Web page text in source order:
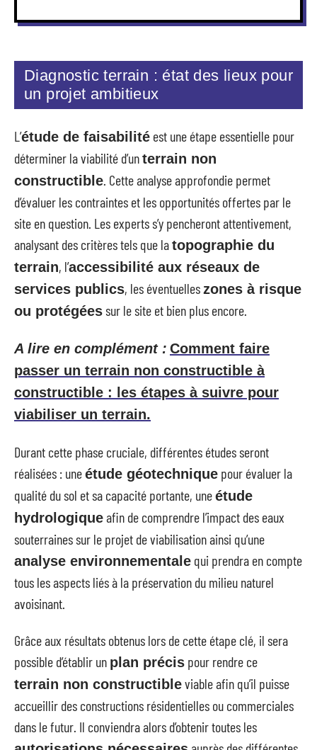
Diagnostic terrain : état des lieux pour
un projet ambitieux
L’étude de faisabilité est une étape essentielle pour
déterminer la viabilité d’unterrain non
constructible . Cette analyse approfondie permet
d’évaluer les contraintes et les opportunités offertes par le
site en question. Les experts s’y pencheront attentivement,
analysant des critères tels que latopographie du
terrain, l’accessibilité aux réseaux de
services publics, les éventuelleszones à risque
ou protégéessur le site et bien plus encore.
A lire en complément : Comment faire
passer un terrain non constructible à
constructible : les étapes à suivre pour
viabiliser un terrain.
Durant cette phase cruciale, différentes études seront
réalisées : uneétude géotechnique pour évaluer la
qualité du sol et sa capacité portante, uneétude
hydrologiqueafin de comprendre l’impact des eaux
souterraines sur le projet de viabilisation ainsi qu’une
analyse environnementale qui prendra en compte
tous les aspects liés à la préservation du milieu naturel
avoisinant.
Grâce aux résultats obtenus lors de cette étape clé, il sera
possible d’établir un plan précis pour rendre ce
terrain non constructibleviable afin qu’il puisse
accueillir des constructions résidentielles ou commerciales
dans le futur. Il conviendra alors d’obtenir toutes les